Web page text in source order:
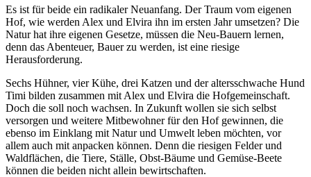
Es ist für beide ein radikaler Neuanfang. Der Traum vom eigenen
Hof, wie werden Alex und Elvira ihn im ersten Jahr umsetzen? Die
Natur hat ihre eigenen Gesetze, müssen die Neu-Bauern lernen,
denn das Abenteuer, Bauer zu werden, ist eine riesige
Herausforderung.
Sechs Hühner, vier Kühe, drei Katzen und der altersschwache Hund
Timi bilden zusammen mit Alex und Elvira die Hofgemeinschaft.
Doch die soll noch wachsen. In Zukunft wollen sie sich selbst
versorgen und weitere Mitbewohner für den Hof gewinnen, die
ebenso im Einklang mit Natur und Umwelt leben möchten, vor
allem auch mit anpacken können. Denn die riesigen Felder und
Waldflächen, die Tiere, Ställe, Obst-Bäume und Gemüse-Beete
können die beiden nicht allein bewirtschaften.